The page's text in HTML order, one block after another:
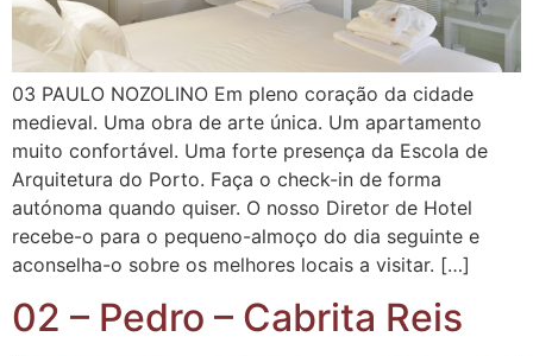
03 PAULO NOZOLINO Em pleno coração da cidade
medieval. Uma obra de arte única. Um apartamento
muito confortável. Uma forte presença da Escola de
Arquitetura do Porto. Faça o check-in de forma
autónoma quando quiser. O nosso Diretor de Hotel
recebe-o para o pequeno-almoço do dia seguinte e
aconselha-o sobre os melhores locais a visitar. […]
02 – Pedro – Cabrita Reis